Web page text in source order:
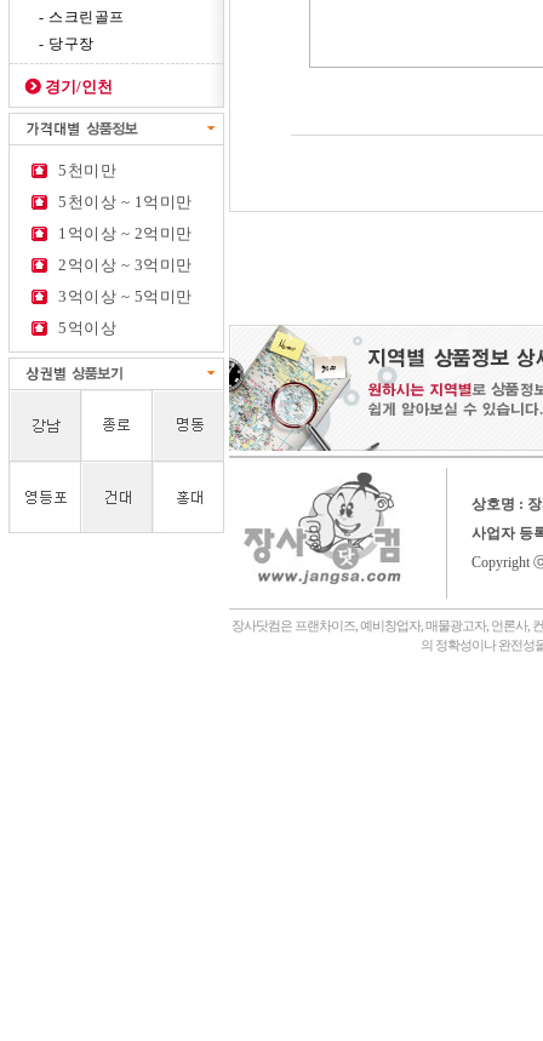
- 스크린골프
- 당구장
경기/인천
5천미만
5천이상 ~ 1억미만
1억이상 ~ 2억미만
2억이상 ~ 3억미만
3억이상 ~ 5억미만
5억이상
상호명 :
사업자 등
Copyright
장사닷컴은 프랜차이즈, 예비창업자, 매물광고자, 언론사,
의 정확성이나 완전성